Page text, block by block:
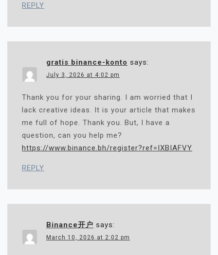
REPLY
gratis binance-konto says:
July 3, 2026 at 4:02 pm
Thank you for your sharing. I am worried that I
lack creative ideas. It is your article that makes
me full of hope. Thank you. But, I have a
question, can you help me?
https://www.binance.bh/register?ref=IXBIAFVY
REPLY
Binance开户 says:
March 10, 2026 at 2:02 pm